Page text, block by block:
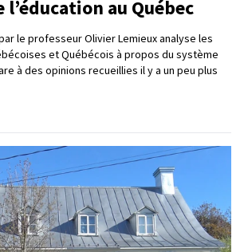
au Québec
le professeur Olivier Lemieux analyse les
et Québécois à propos du système
à des opinions recueillies il y a un peu plus